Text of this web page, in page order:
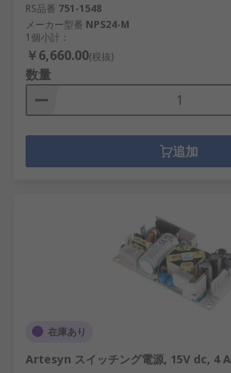
RS品番 751-1548
メーカー型番 NPS24-M
1個小計：
￥6,660.00(税抜)
数量
追加
在庫あり
Artesyn スイッチング電源, 15V dc, 4